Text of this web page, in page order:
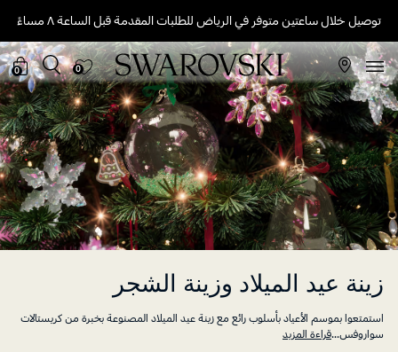
توصيل خلال ساعتين متوفر في الرياض للطلبات المقدمة قبل الساعة ٨ مساءً
0
0
زينة عيد الميلاد وزينة الشجر
استمتعوا بموسم الأعياد بأسلوب رائع مع زينة عيد الميلاد المصنوعة بخبرة من كريستالات
سواروفس...قراءة المزيد